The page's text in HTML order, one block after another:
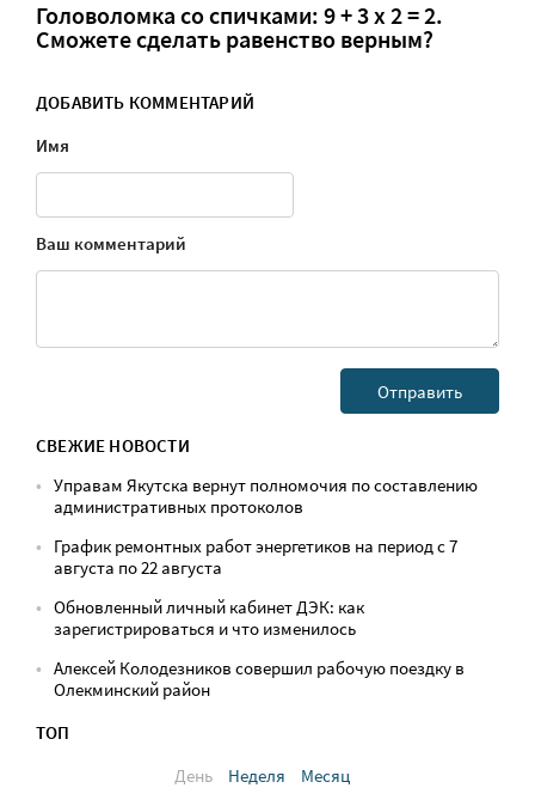
Головоломка со спичками: 9 + 3 х 2 = 2.
Сможете сделать равенство верным?
ДОБАВИТЬ КОММЕНТАРИЙ
Имя
Ваш комментарий
СВЕЖИЕ НОВОСТИ
Управам Якутска вернут полномочия по составлению
административных протоколов
График ремонтных работ энергетиков на период с 7
августа по 22 августа
Обновленный личный кабинет ДЭК: как
зарегистрироваться и что изменилось
Алексей Колодезников совершил рабочую поездку в
Олекминский район
ТОП
День
Неделя Месяц